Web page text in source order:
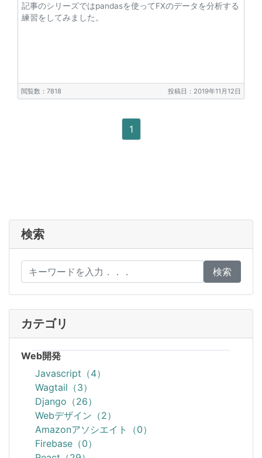
記事のシリーズではpandasを使ってFXのデータを分析する
練習をしてみました。
閲覧数：7818 投稿日：2019年11月12日
1
検索
検索
カテゴリ
Web開発
Javascript（4）
Wagtail（3）
Django（26）
Webデザイン（2）
Amazonアソシエイト（0）
Firebase（0）